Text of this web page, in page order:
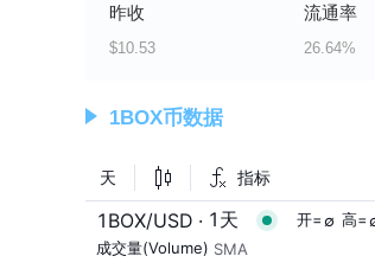
昨收
$10.53
流通率
26.64%
1BOX币数据